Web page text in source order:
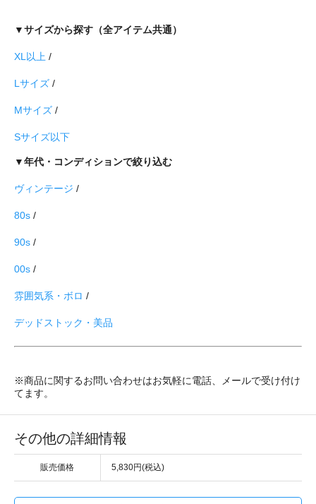
▼サイズから探す（全アイテム共通）
XL以上 /
Lサイズ /
Mサイズ /
Sサイズ以下
▼年代・コンディションで絞り込む
ヴィンテージ /
80s /
90s /
00s /
雰囲気系・ボロ /
デッドストック・美品
※商品に関するお問い合わせはお気軽に電話、メールで受け付け
てます。
その他の詳細情報
販売価格 5,830円(税込)